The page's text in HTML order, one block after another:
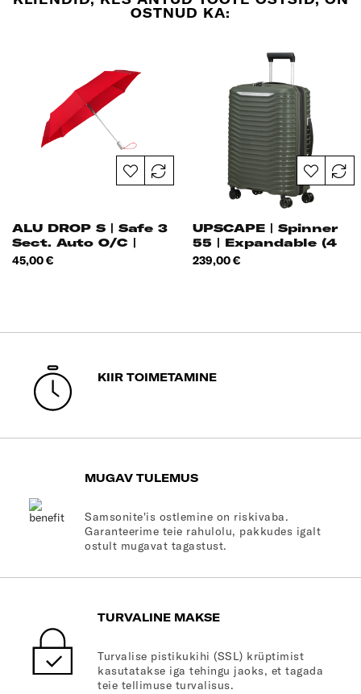
OSTNUD KA:
ALU DROP S | Safe 3
Sect. Auto O/C |
Hind
45,00 €
UPSCAPE | Spinner
55 | Expandable (4
Wheels)
Hind
239,00 €
KIIR TOIMETAMINE
MUGAV TULEMUS
Samsonite'is ostlemine on riskivaba.
Garanteerime teie rahulolu, pakkudes igalt
ostult mugavat tagastust.
TURVALINE MAKSE
Turvalise pistikukihi (SSL) krüptimist
kasutatakse iga tehingu jaoks, et tagada
teie tellimuse turvalisus.